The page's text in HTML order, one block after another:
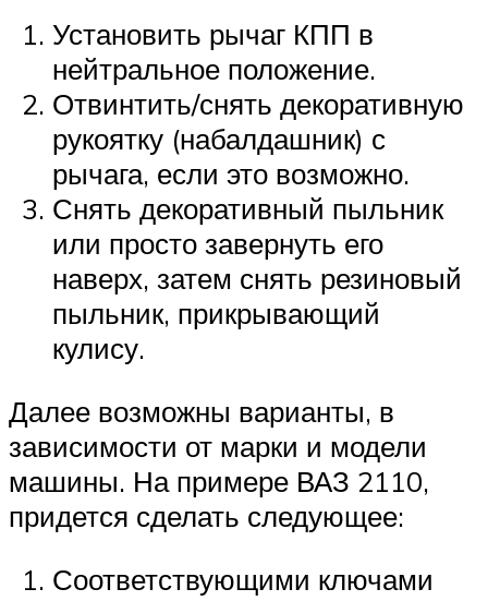
Установить рычаг КПП в
нейтральное положение.
Отвинтить/снять декоративную
рукоятку (набалдашник) с
рычага, если это возможно.
Снять декоративный пыльник
или просто завернуть его
наверх, затем снять резиновый
пыльник, прикрывающий
кулису.
Далее возможны варианты, в
зависимости от марки и модели
машины. На примере ВАЗ 2110,
придется сделать следующее:
Соответствующими ключами